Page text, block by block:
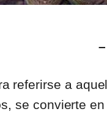
referirse a
se convierte